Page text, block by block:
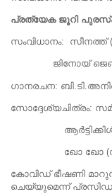
പ്രത്യേക ജൂറി
സംവിധാനം: സീനത്ത്
ജിനോയ് ജെബിറ്റ്
ഗാനരചന:
സോദ്ദേശ്യചിത്രം:
ആര്‍ട്ടിക്കിള്‍ 21
ഖോ ഖോ
കോവിഡ് ഭീഷണി
ചെയ്യുമെന്ന്